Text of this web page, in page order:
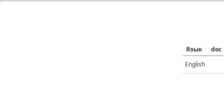
Язык
doc
English